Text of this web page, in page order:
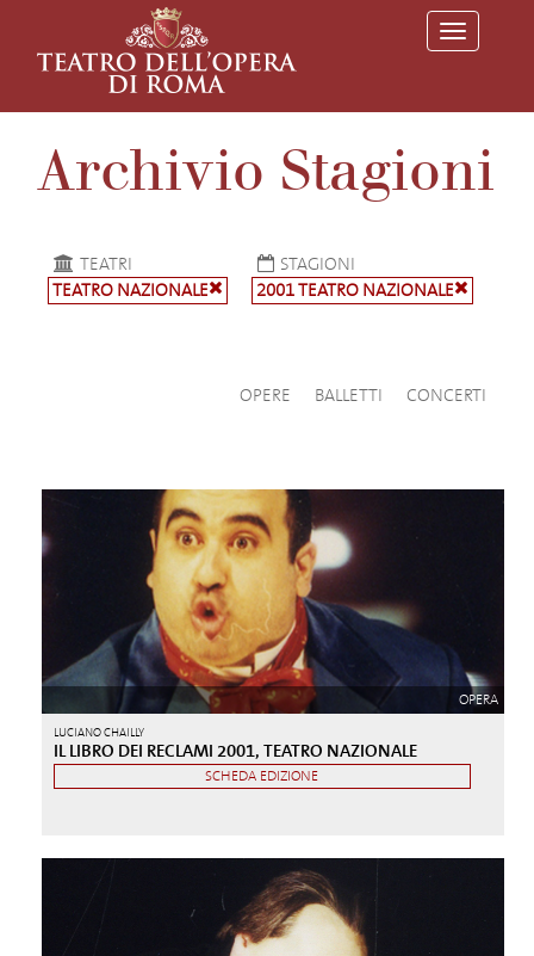
T
o
l
a
v
t
i
Archivio Stagioni
TEATRI
TEATRO NAZIONALE
STAGIONI
2001 TEATRO NAZIONALE
OPERE BALLETTI CONCERTI
OPERA
LUCIANO CHAILLY
IL LIBRO DEI RECLAMI 2001, TEATRO NAZIONALE
SCHEDA EDIZIONE